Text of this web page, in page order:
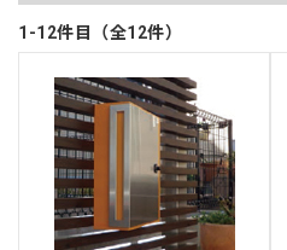
1-12件目（全12件）